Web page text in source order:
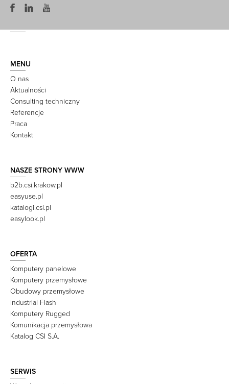
MENU
O nas
Aktualności
Consulting techniczny
Referencje
Praca
Kontakt
NASZE STRONY WWW
b2b.csi.krakow.pl
easyuse.pl
katalogi.csi.pl
easylook.pl
OFERTA
Komputery panelowe
Komputery przemysłowe
Obudowy przemysłowe
Industrial Flash
Komputery Rugged
Komunikacja przemysłowa
Katalog CSI S.A.
SERWIS